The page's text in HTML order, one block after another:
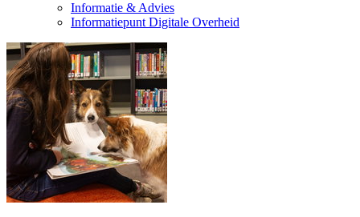
Informatie & Advies
Informatiepunt Digitale Overheid